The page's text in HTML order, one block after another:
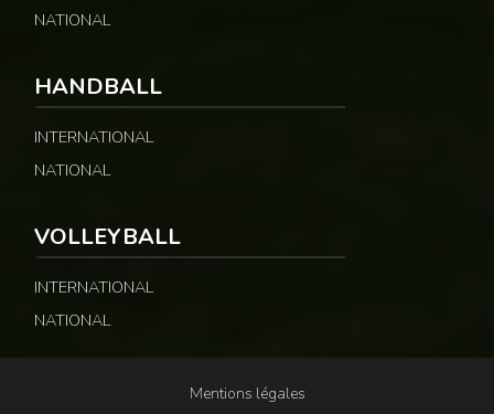
NATIONAL
HANDBALL
INTERNATIONAL
NATIONAL
VOLLEYBALL
INTERNATIONAL
NATIONAL
Mentions légales